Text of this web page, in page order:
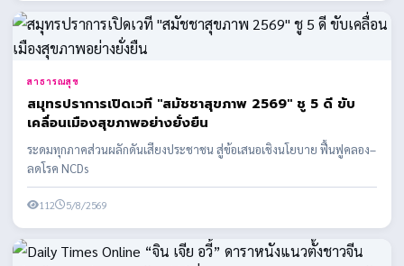
สาธารณสุข
สมุทรปราการเปิดเวที "สมัชชาสุขภาพ 2569" ชู 5 ดี ขับ
เคลื่อนเมืองสุขภาพอย่างยั่งยืน
ระดมทุกภาคส่วนผลักดันเสียงประชาชน สู่ข้อเสนอเชิงนโยบาย ฟื้นฟูคลอง–
ลดโรค NCDs
112 5/8/2569